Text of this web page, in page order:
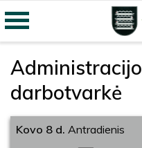
darbotvarkė
Kovo 8 d. Antradienis